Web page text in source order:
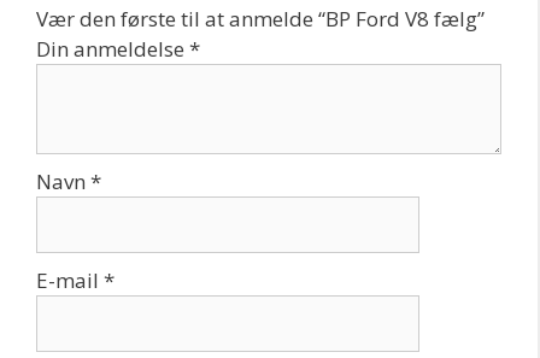
Vær den første til at anmelde “BP Ford V8 fælg”
Din anmeldelse *
Navn *
E-mail *